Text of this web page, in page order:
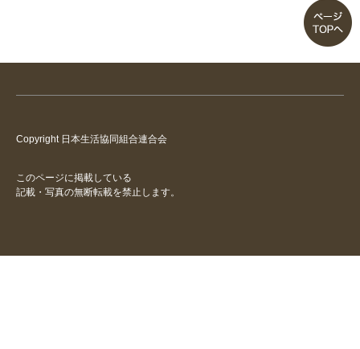
Copyright 日本生活協同組合連合会
このページに掲載している
記載・写真の無断転載を禁止します。